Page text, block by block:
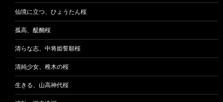
仙境に立つ、ひょうたん桜
孤高、醍醐桜
清らな志、中将姫誓願桜
清純少女、稚木の桜
生きる、山高神代桜